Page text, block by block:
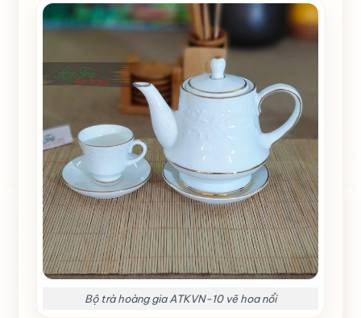
Bộ trà hoàng gia ATKVN-10 vẽ hoa nổi